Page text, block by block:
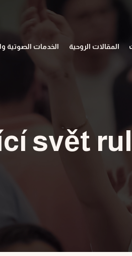
المقالات الروحية الخدمات الصوتية
svět